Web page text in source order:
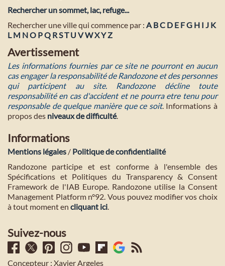
Rechercher un sommet, lac, refuge...
Rechercher une ville qui commence par : A BC D E FG H I J K
L M NO PQ RST U VWXYZ
Avertissement
Les informations fournies par ce site ne pourront en aucun
cas engager la responsabilité de Randozone et des personnes
qui participent au site. Randozone décline toute
responsabilité en cas d'accident et ne pourra etre tenu pour
responsable de quelque manière que ce soit. Informations à
propos des niveaux de difficulté.
Informations
Mentions légales / Politique de confidentialité
Randozone participe et est conforme à l'ensemble des
Spécifications et Politiques du Transparency & Consent
Framework de l'IAB Europe. Randozone utilise la Consent
Management Platform n°92. Vous pouvez modifier vos choix
à tout moment en cliquant ici.
Suivez-nous
Concepteur : Xavier Argeles